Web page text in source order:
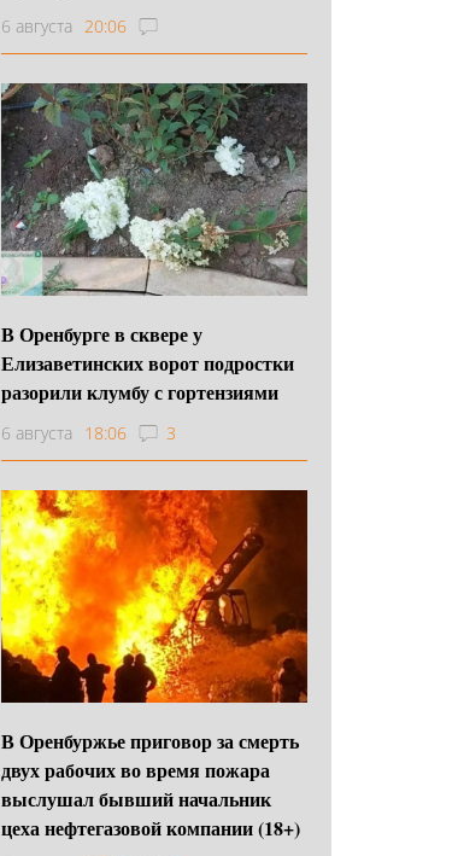
6 августа 20:06
В Оренбурге в сквере у
Елизаветинских ворот подростки
разорили клумбу с гортензиями
6 августа 18:06 3
В Оренбуржье приговор за смерть
двух рабочих во время пожара
выслушал бывший начальник
цеха нефтегазовой компании (18+)